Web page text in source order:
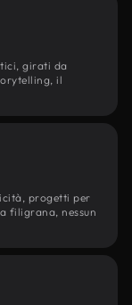
girati da
il
progetti per
filigrana, nessun